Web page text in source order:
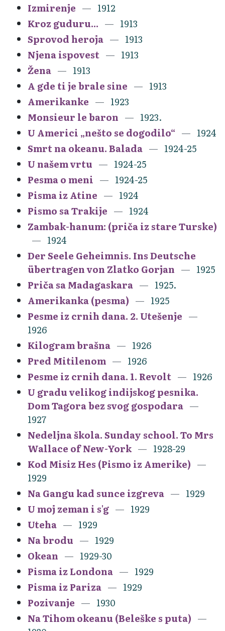
Izmirenje
1912
Kroz guduru...
1913
Sprovod heroja
1913
Njena ispovest
1913
Žena
1913
A gde ti je brale sine
1913
Amerikanke
1923
Monsieur le baron
1923.
U Americi „nešto se dogodilo“
1924
Smrt na okeanu. Balada
1924-25
U našem vrtu
1924-25
Pesma o meni
1924-25
Pisma iz Atine
1924
Pismo sa Trakije
1924
Zambak-hanum: (priča iz stare Turske)
1924
Der Seele Geheimnis. Ins Deutsche
übertragen von Zlatko Gorjan
1925
Priča sa Madagaskara
1925.
Amerikanka (pesma)
1925
Pesme iz crnih dana. 2. Utešenje
1926
Kilogram brašna
1926
Pred Mitilenom
1926
Pesme iz crnih dana. 1. Revolt
1926
U gradu velikog indijskog pesnika.
Dom Tagora bez svog gospodara
1927
Nedeljna škola. Sunday school. To Mrs
Wallace of New-York
1928-29
Kod Misiz Hes (Pismo iz Amerike)
1929
Na Gangu kad sunce izgreva
1929
U moj zeman i s'g
1929
Uteha
1929
Na brodu
1929
Okean
1929-30
Pisma iz Londona
1929
Pisma iz Pariza
1929
Pozivanje
1930
Na Tihom okeanu (Beleške s puta)